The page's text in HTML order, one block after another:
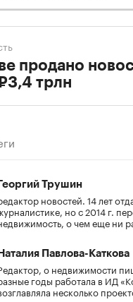
продано
трлн
Георгий Трушин
новостей. 14 лет
но с 2014 г.
о чем еще ни
Наталия Павлова-Каткова
о недвижимости
годы работала в ИД
несколько